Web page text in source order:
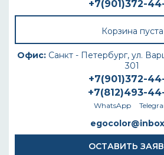
+7(901)372-
Корзина пуста
Офис: Санкт - Петербург, ул.
301
+7(901)372-
+7(812)493-
WhatsApp
ОСТАВИТЬ